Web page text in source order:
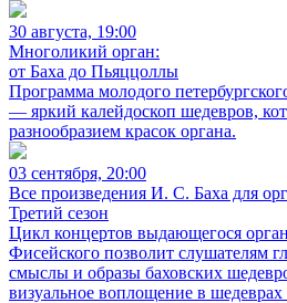
30 августа, 19:00
Многоликий орган:
от Баха до Пьяццоллы
Программа молодого
— яркий калейдоскоп шедевров,
разнообразием красок органа.
03 сентября, 20:00
Все произведения И. С. Баха для
Третий сезон
Цикл концертов выдающегося
Фисейского позволит слушателям
смыслы и образы баховских
визуальное воплощение в